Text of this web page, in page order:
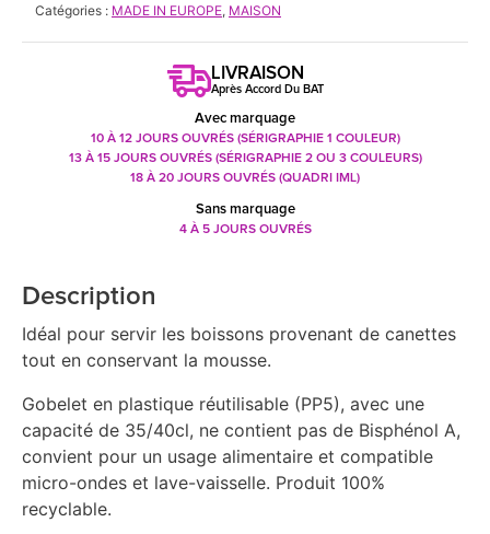
Catégories : MADE IN EUROPE, MAISON
LIVRAISON
Après Accord Du BAT
Avec marquage
10 À 12 JOURS OUVRÉS (SÉRIGRAPHIE 1 COULEUR)
13 À 15 JOURS OUVRÉS (SÉRIGRAPHIE 2 OU 3 COULEURS)
18 À 20 JOURS OUVRÉS (QUADRI IML)
Sans marquage
4 À 5 JOURS OUVRÉS
Description
Idéal pour servir les boissons provenant de canettes
tout en conservant la mousse.
Gobelet en plastique réutilisable (PP5), avec une
capacité de 35/40cl, ne contient pas de Bisphénol A,
convient pour un usage alimentaire et compatible
micro-ondes et lave-vaisselle. Produit 100%
recyclable.